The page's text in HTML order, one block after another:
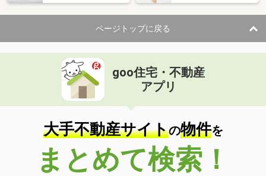
ページトップに戻る
goo住宅・不動産
アプリ
大手不動産サイトの物件を
まとめて検索！